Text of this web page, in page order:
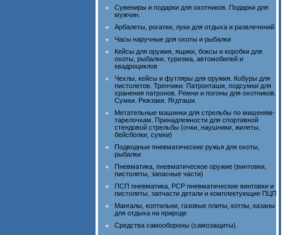
Сувениры и подарки для охотников. Подарки для
мужчин.
Арбалеты, рогатки, луки для отдыха и развлечений
Часы наручные для охоты и рыбалки
Кейсы для оружия, ящики, боксы и коробки для
охоты, рыбалки, туризма, автомобилей и
квадроциклов
Чехлы, кейсы и футляры для оружия. Кобуры для
пистолетов. Тренчики. Патронташи, подсумки для
хранения патронов. Ремни и погоны для охотников.
Сумки. Рюкзаки. Ягдташи.
Метательные машинки для стрельбы по мишеням-
тарелочкам. Принадлежности для спортивной
стендовой стрельбы (очки, наушники, жилеты,
бейсболки, сумки)
Подводные пневматические ружья для охоты,
рыбалки
Пневматика, пневматическое оружие (винтовки,
пистолеты, запасные части)
ПСП пневматика, PCP пневматические винтовки и
пистолеты, запчасти детали и комплектующие ПЦП
Мангалы, коптильни, газовые плиты, котлы, казаны
для отдыха на природе
Средства самообороны (самозащиты).